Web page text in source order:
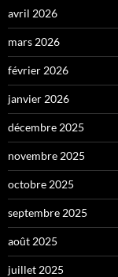
avril 2026
mars 2026
février 2026
janvier 2026
décembre 2025
novembre 2025
octobre 2025
septembre 2025
août 2025
juillet 2025